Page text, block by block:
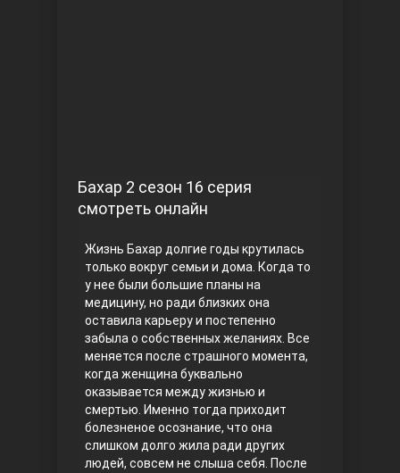
Правосyдие
Бахар 2 сезон 16 серия
смотреть онлайн
Жизнь Бахар долгие годы крутилась
только вокруг семьи и дома. Когда то
у нее были большие планы на
медицину, но ради близких она
оставила карьеру и постепенно
забыла о собственных желаниях. Все
меняется после страшного момента,
когда женщина буквально
оказывается между жизнью и
смертью. Именно тогда приходит
болезненое осознание, что она
слишком долго жила ради других
людей, совсем не слыша себя. После